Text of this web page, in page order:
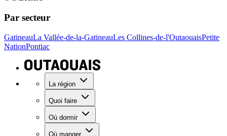
Par secteur
GatineauLa Vallée-de-la-GatineauLes Collines-de-l'OutaouaisPetite
NationPontiac
La région
Quoi faire
Où dormir
Où manger